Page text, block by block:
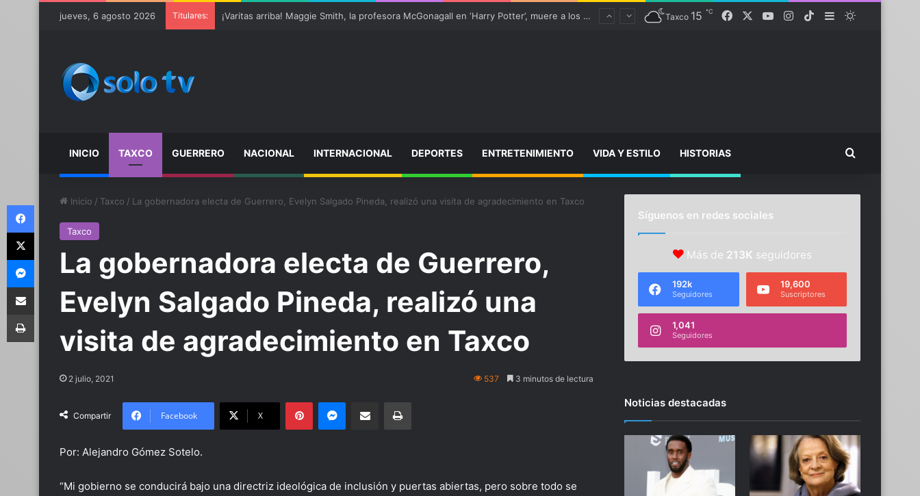
jueves, 6 agosto 2026 Titulares: Ter Stegen operado “satisfactoriamente” de una rotura completa del tendón rotuliano Taxco 15 ℃ FacebookYouTubeInstagram
TikTokSidebarSwitch skin
INICIO TAXCO GUERRERO NACIONAL INTERNACIONAL DEPORTES ENTRETENIMIENTO VIDA Y ESTILO HISTORIAS Buscar...
Inicio / Taxco / La gobernadora electa de Guerrero, Evelyn Salgado Pineda, realizó una visita de agradecimiento en Taxco
Taxco
La gobernadora electa de Guerrero,
Evelyn Salgado Pineda, realizó una
visita de agradecimiento en Taxco
2 julio, 2021 537 3 minutos de lectura
Compartir Facebook X
PinterestMessenger
Compartir por email Imprimir
Por: Alejandro Gómez Sotelo.
“Mi gobierno se conducirá bajo una directriz ideológica de inclusión y puertas abiertas, pero sobre todo se
Síguenos en redes sociales
Más de 213K seguidores
192k
Seguidores
19,600
Suscriptores
1,041
Seguidores
Noticias destacadas
Facebook
X
Messenger
Compartir por email
Imprimir